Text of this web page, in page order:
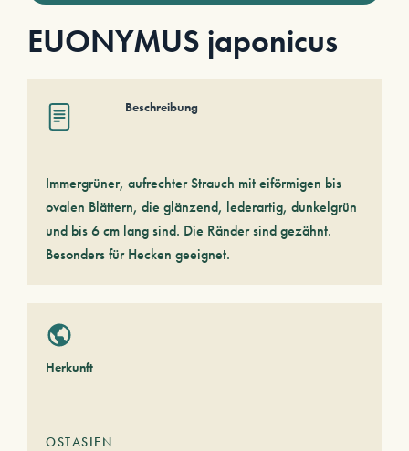
EUONYMUS japonicus
Beschreibung
Immergrüner, aufrechter Strauch mit eiförmigen bis
ovalen Blättern, die glänzend, lederartig, dunkelgrün
und bis 6 cm lang sind. Die Ränder sind gezähnt.
Besonders für Hecken geeignet.
Herkunft
OSTASIEN